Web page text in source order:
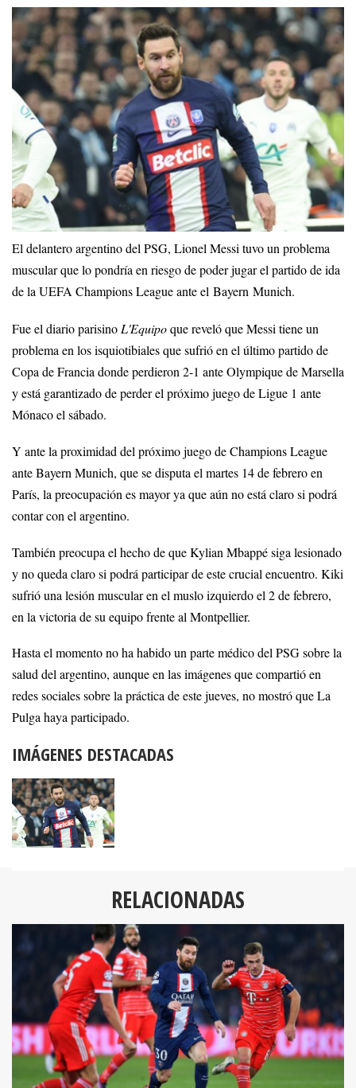
El delantero argentino del PSG, Lionel Messi tuvo un problema
muscular que lo pondría en riesgo de poder jugar el partido de ida
de la UEFA Champions League ante el Bayern Munich.
Fue el diario parisino L'Equipoque reveló que Messi tiene un
problema en los isquiotibiales que sufrió en el último partido de
Copa de Francia donde perdieron 2-1 ante Olympique de Marsella
y está garantizado de perder el próximo juego de Ligue 1 ante
Mónaco el sábado.
Y ante la proximidad del próximo juego de Champions League
ante Bayern Munich, que se disputa el martes 14 de febrero en
París, la preocupación es mayor ya que aún no está claro si podrá
contar con el argentino.
También preocupa el hecho de que Kylian Mbappé siga lesionado
y no queda claro si podrá participar de este crucial encuentro. Kiki
sufrió una lesión muscular en el muslo izquierdo el 2 de febrero,
en la victoria de su equipo frente al Montpellier.
Hasta el momento no ha habido un parte médico del PSG sobre la
salud del argentino, aunque en las imágenes que compartió en
redes sociales sobre la práctica de este jueves, no mostró que La
Pulga haya participado.
IMÁGENES DESTACADAS
RELACIONADAS